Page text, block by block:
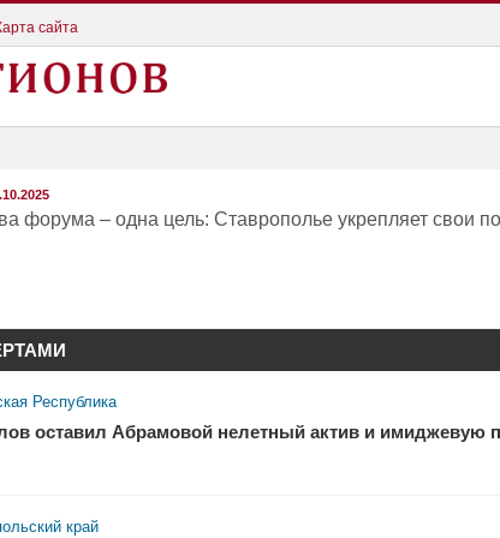
сайта
форума – одна цель: Ставрополье укрепляет свои
Республика
оставил Абрамовой нелетный актив и имиджевую
край